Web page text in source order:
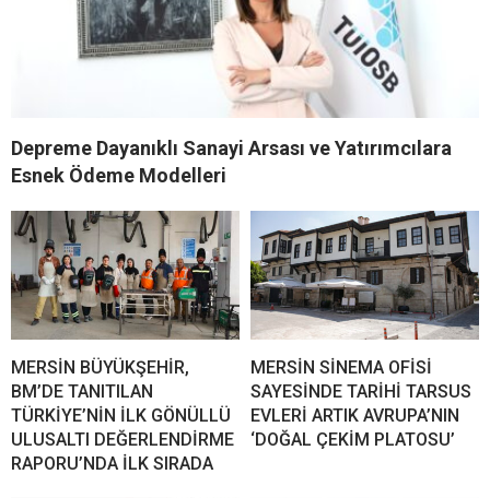
Depreme Dayanıklı Sanayi Arsası ve Yatırımcılara
Esnek Ödeme Modelleri
MERSİN BÜYÜKŞEHİR,
BM’DE TANITILAN
TÜRKİYE’NİN İLK GÖNÜLLÜ
ULUSALTI DEĞERLENDİRME
RAPORU’NDA İLK SIRADA
MERSİN SİNEMA OFİSİ
SAYESİNDE TARİHİ TARSUS
EVLERİ ARTIK AVRUPA’NIN
‘DOĞAL ÇEKİM PLATOSU’